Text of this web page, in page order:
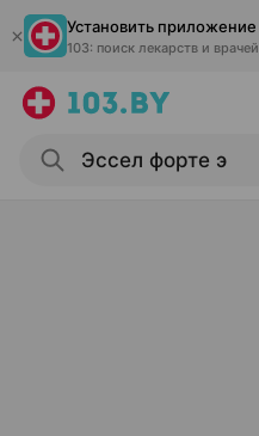
Установить приложение
103: поиск лекарств и врачей